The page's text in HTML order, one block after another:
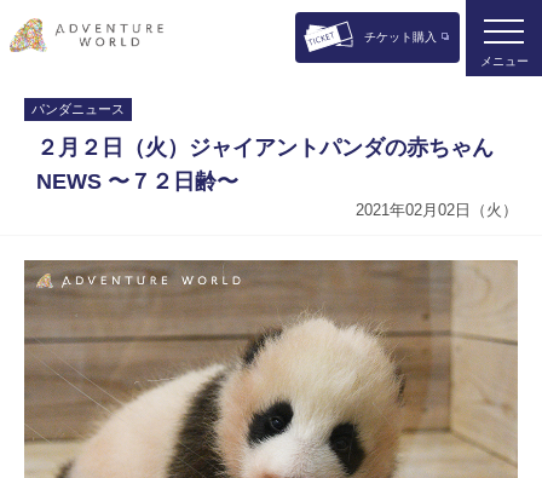
チケット購入
メニュー
パンダニュース
２月２日（火）ジャイアントパンダの赤ちゃん
NEWS 〜７２日齢〜
2021年02月02日（火）